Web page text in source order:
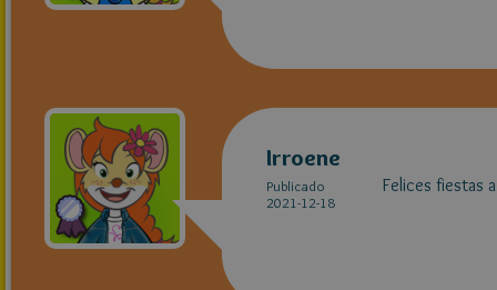
Irroene
Publicado
2021-12-18
Felices fiestas